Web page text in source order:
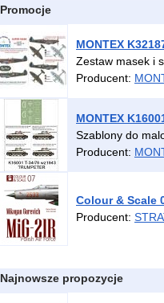
Promocje
MONTEX
Zestaw masek i
Producent:
MONTEX
Szablony do
Producent:
Colour & Scale
Producent:
Najnowsze propozycje